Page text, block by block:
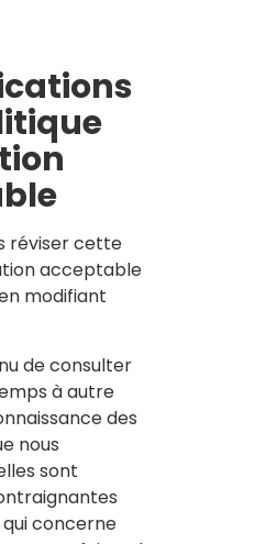
réviser cette
acceptable
modifiant
de consulter
à autre
des
nous
sont
concerne